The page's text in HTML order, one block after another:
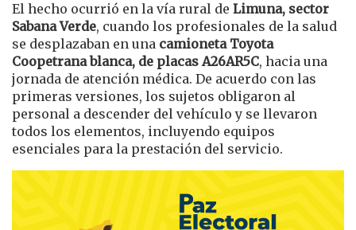
El hecho ocurrió en la vía rural de Limuna, sector
Sabana Verde, cuando los profesionales de la salud
se desplazaban en una camioneta Toyota
Coopetrana blanca, de placas A26AR5C, hacia una
jornada de atención médica. De acuerdo con las
primeras versiones, los sujetos obligaron al
personal a descender del vehículo y se llevaron
todos los elementos, incluyendo equipos
esenciales para la prestación del servicio.